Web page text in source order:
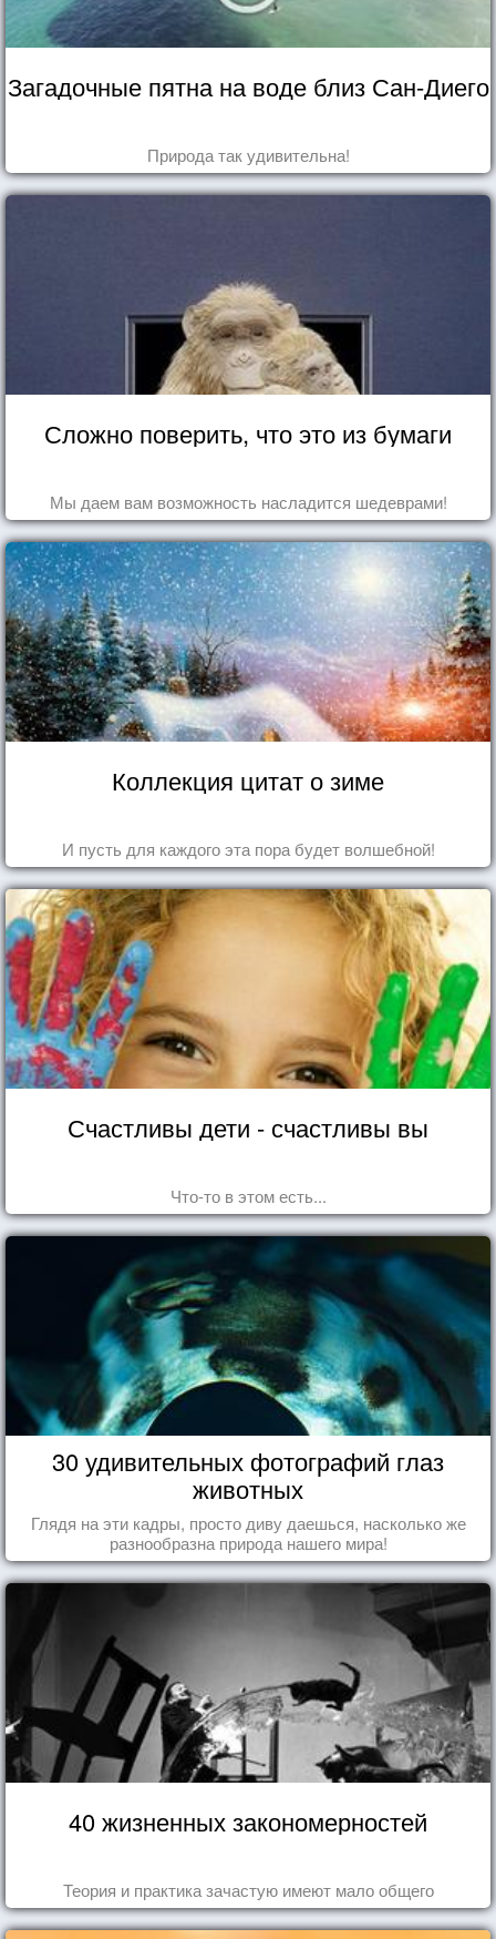
Загадочные пятна на воде близ Сан-Диего
Природа так удивительна!
Сложно поверить, что это из бумаги
Мы даем вам возможность насладится шедеврами!
Коллекция цитат о зиме
И пусть для каждого эта пора будет волшебной!
Счастливы дети - счастливы вы
Что-то в этом есть...
30 удивительных фотографий глаз
животных
Глядя на эти кадры, просто диву даешься, насколько же
разнообразна природа нашего мира!
40 жизненных закономерностей
Теория и практика зачастую имеют мало общего